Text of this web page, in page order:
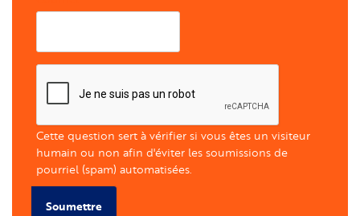
Cette question sert à vérifier si vous êtes un visiteur
humain ou non afin d'éviter les soumissions de
pourriel (spam) automatisées.
Soumettre